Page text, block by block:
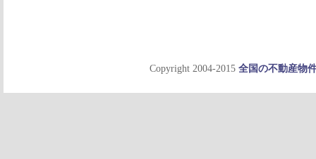
Copyright 2004-2015 全国の不動産物